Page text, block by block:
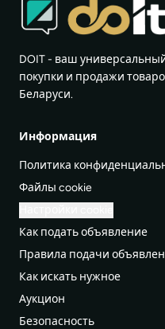
DOIT - ваш
покупки и продажи
Беларуси.
Информация
Политика
Файлы cookie
Как подать объявление
Правила подачи
Как искать нужное
Аукцион
Безопасность